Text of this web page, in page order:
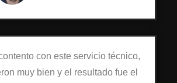
con este servicio técnico,
muy bien y el resultado fue el